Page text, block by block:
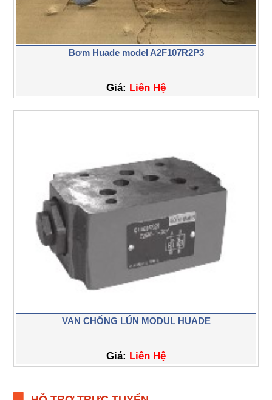
Bơm Huade model A2F107R2P3
Giá: Liên Hệ
VAN CHỐNG LÚN MODUL HUADE
Giá: Liên Hệ